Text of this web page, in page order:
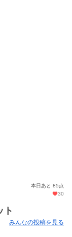
本日あと 85点
30
ト
みんなの投稿を見る